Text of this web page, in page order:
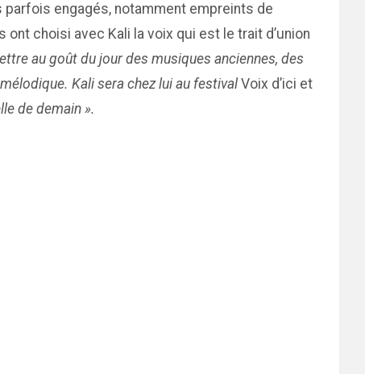
engagés, notamment empreints de
ont choisi avec Kali la voix qui est le trait d’union
au goût du jour des musiques anciennes, des
Kali sera chez lui au festival Voix d’ici et
de demain ».